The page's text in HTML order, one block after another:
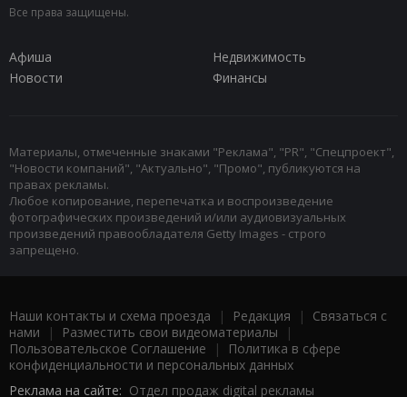
Все права защищены.
Афиша
Недвижимость
Новости
Финансы
Материалы, отмеченные знаками "Реклама", "PR", "Спецпроект",
"Новости компаний", "Актуально", "Промо", публикуются на
правах рекламы.
Любое копирование, перепечатка и воспроизведение
фотографических произведений и/или аудиовизуальных
произведений правообладателя Getty Images - строго
запрещено.
Наши контакты и схема проезда | Редакция | Связаться с
нами | Разместить свои видеоматериалы |
Пользовательское Соглашение |
Политика в сфере
конфиденциальности и персональных данных
Реклама на сайте: Отдел продаж digital рекламы